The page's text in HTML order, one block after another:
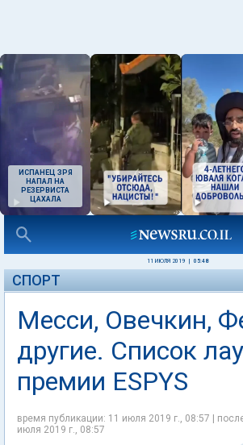
ИСПАНЕЦ ЗРЯ
НАПАЛ НА
РЕЗЕРВИСТА
ЦАХАЛА
11 ИЮЛЯ 2019 05:48
СПОРТ
Месси, Овечкин,
другие. Список
премии ESPYS
время публикации: 11 июля 2019 г., 08:57 |
июля 2019 г., 08:57